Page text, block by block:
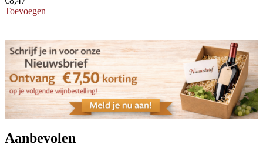
Toevoegen
Aanbevolen